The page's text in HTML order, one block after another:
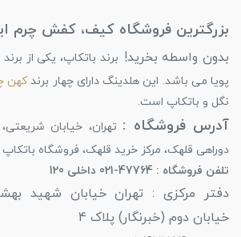
بزرگترین فروشگاه کیف، کفش چرم
بدون واسطه بخرید! برند باتکاپ، یکی از
پویا می باشد. این هلدینگ دارای چهار برندکهن
نگل و باتکاپ است.
آدرس فروشگاه : تهران، خیابان
دوراهی قلهک، مرکز خرید قلهک، فروشگاه باتکاپ
تلفن فروشگاه : 47764-021 داخلی 120
دفتر مرکزی : تهران خیابان شهید
خیابان دوم (خبرنگار) پلاک 4